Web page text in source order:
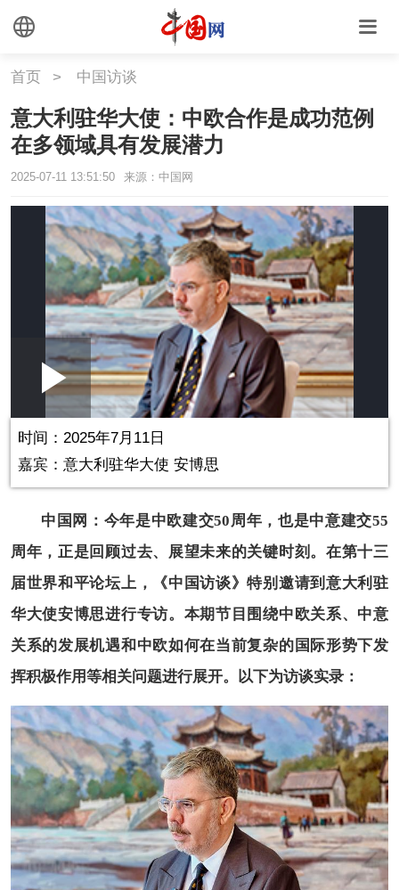
首页 > 中国访谈
意大利驻华大使：中欧合作是成功范例
在多领域具有发展潜力
2025-07-11 13:51:50 来源：中国网
Play
Video
Play Mute
Picture-
in-
Picture
0:00/--:--
时间：2025年7月11日
嘉宾： 意大利驻华大使 安博思
中国网：今年是中欧建交50周年，也是中意建交55
周年，正是回顾过去、展望未来的关键时刻。在第十三
届世界和平论坛上，《中国访谈》特别邀请到意大利驻
华大使安博思进行专访。本期节目围绕中欧关系、中意
关系的发展机遇和中欧如何在当前复杂的国际形势下发
挥积极作用等相关问题进行展开。以下为访谈实录：